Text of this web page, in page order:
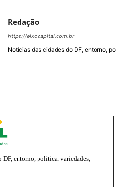
Redação
https://eixocapital.com.br
Notícias das cidades do DF, entorno,
DF, entorno, politica, variedades,